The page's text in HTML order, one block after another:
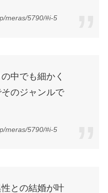
meras/5790/#i-5
中でも細かく
のジャンルで
meras/5790/#i-5
との結婚が叶